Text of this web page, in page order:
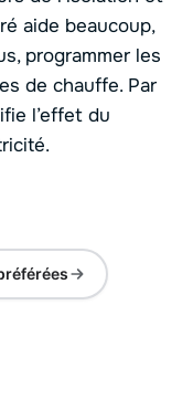
aide beaucoup,
programmer les
de chauffe. Par
l’effet du